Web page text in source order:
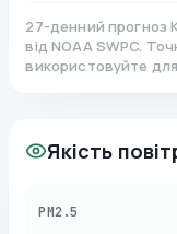
27-денний прогноз
від NOAA SWPC.
використовуйте
Якість
PM2.5